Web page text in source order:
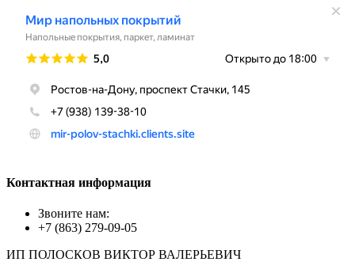
Контактная информация
Звоните нам:
+7 (863) 279-09-05
ИП ПОЛОСКОВ ВИКТОР ВАЛЕРЬЕВИЧ